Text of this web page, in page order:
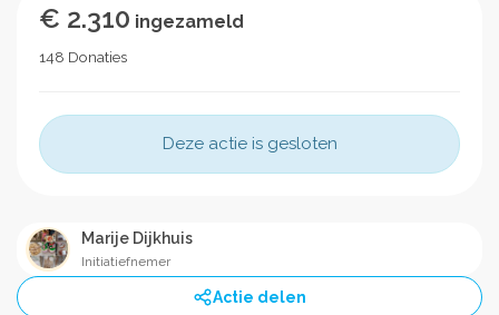
€ 2.310 ingezameld
148 Donaties
Deze actie is gesloten
Marije Dijkhuis
Initiatiefnemer
Actie delen